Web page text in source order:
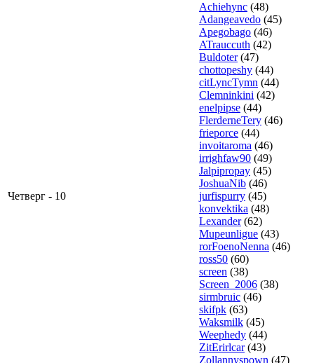
Четверг - 10
Achiehync (48)
Adangeavedo (45)
Apegobago (46)
ATrauccuth (42)
Buldoter(47)
chottopeshy (44)
citLyncTymn (44)
Clemninkini (42)
enelpipse (44)
FlerderneTery (46)
frieporce (44)
invoitaroma (46)
irrighfaw90 (49)
Jalpipropay (45)
JoshuaNib (46)
jurfispurry (45)
konvektika (48)
Lexander(62)
Mupeunligue (43)
rorFoenoNenna (46)
ross50 (60)
screen (38)
Screen_2006 (38)
sirmbruic (46)
skifpk (63)
Waksmilk (45)
Weephedy (44)
ZitErirlcar(43)
Zollannyspown (47)